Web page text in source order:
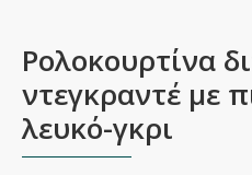
Ρολοκουρτίνα
ντεγκραντέ με
λευκό-γκρι